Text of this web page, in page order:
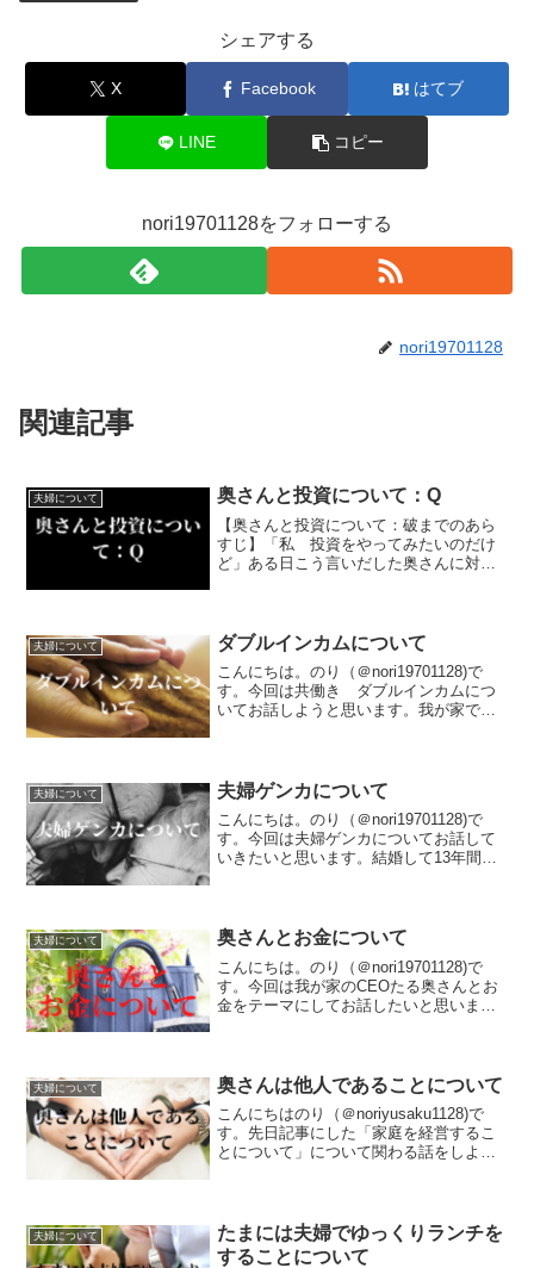
シェアする
X Facebook はてブ
LINE コピー
nori19701128をフォローする
nori19701128
関連記事
夫婦について 奥さんと投資について：Q
【奥さんと投資について：破までのあら
すじ】「私 投資をやってみたいのだけ
ど」ある日こう言いだした奥さんに対
主優待のムック本を買...
夫婦について ダブルインカムについて
こんにちは。のり（＠nori19701128)で
す。今回は共働き ダブルインカムにつ
いてお話しようと思います。我が家では
スクヘッジと...
夫婦について 夫婦ゲンカについて
こんにちは。のり（＠nori19701128)で
す。今回は夫婦ゲンカについてお話して
いきたいと思います。結婚して13年間
ました。...
夫婦について 奥さんとお金について
こんにちは。のり（＠nori19701128)で
す。今回は我が家のCEOたる奥さんとお
金をテーマにしてお話したいと思いま
ログでもお話し...
夫婦について 奥さんは他人であることについて
こんにちはのり（＠noriyusaku1128)で
す。先日記事にした「家庭を経営するこ
とについて」について関わる話をしよう
うが、記事...
夫婦について
たまには夫婦でゆっくりランチを
することについて